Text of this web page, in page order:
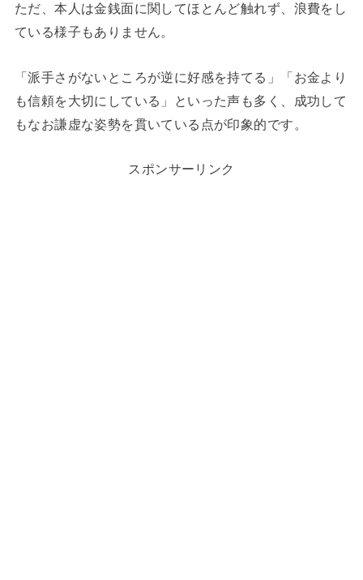
ただ、本人は金銭面に関してほとんど触れず、浪費をし
ている様子もありません。
「派手さがないところが逆に好感を持てる」「お金より
も信頼を大切にしている」といった声も多く、成功して
もなお謙虚な姿勢を貫いている点が印象的です。
スポンサーリンク